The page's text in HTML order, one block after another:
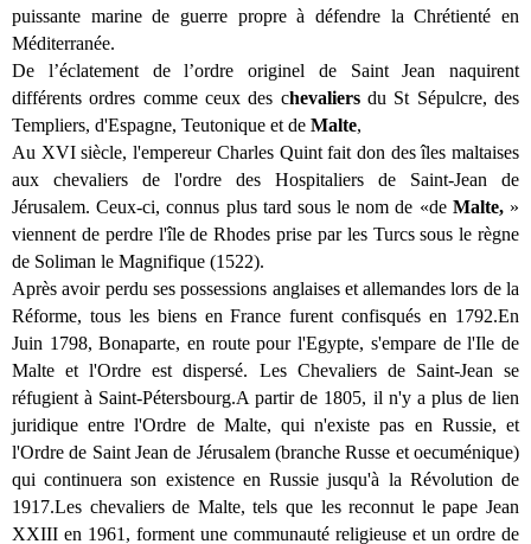
puissante marine de guerre propre à défendre la Chrétienté en
Méditerranée.
De l’éclatement de l’ordre originel de Saint Jean naquirent
différents ordres comme ceux des chevaliersdu St Sépulcre, des
Templiers, d'Espagne, Teutonique et de Malte,
Au XVI siècle, l'empereur Charles Quint fait don des îles maltaises
aux chevaliers de l'ordre des Hospitaliers de Saint-Jean de
Jérusalem. Ceux-ci, connus plus tard sous le nom de «de Malte,»
viennent de perdre l'île de Rhodes prise par les Turcs sous le règne
de Soliman le Magnifique (1522).
Après avoir perdu ses possessions anglaises et allemandes lors de la
Réforme, tous les biens en France furent confisqués en 1792.En
Juin 1798, Bonaparte, en route pour l'Egypte, s'empare de l'Ile de
Malte et l'Ordre est dispersé. Les Chevaliers de Saint-Jean se
réfugient à Saint-Pétersbourg.A partir de 1805, il n'y a plus de lien
juridique entre l'Ordre de Malte, qui n'existe pas en Russie, et
l'Ordre de Saint Jean de Jérusalem (branche Russe et oecuménique)
qui continuera son existence en Russie jusqu'à la Révolution de
1917.Les chevaliers de Malte, tels que les reconnut le pape Jean
XXIII en 1961, forment une communauté religieuse et un ordre de